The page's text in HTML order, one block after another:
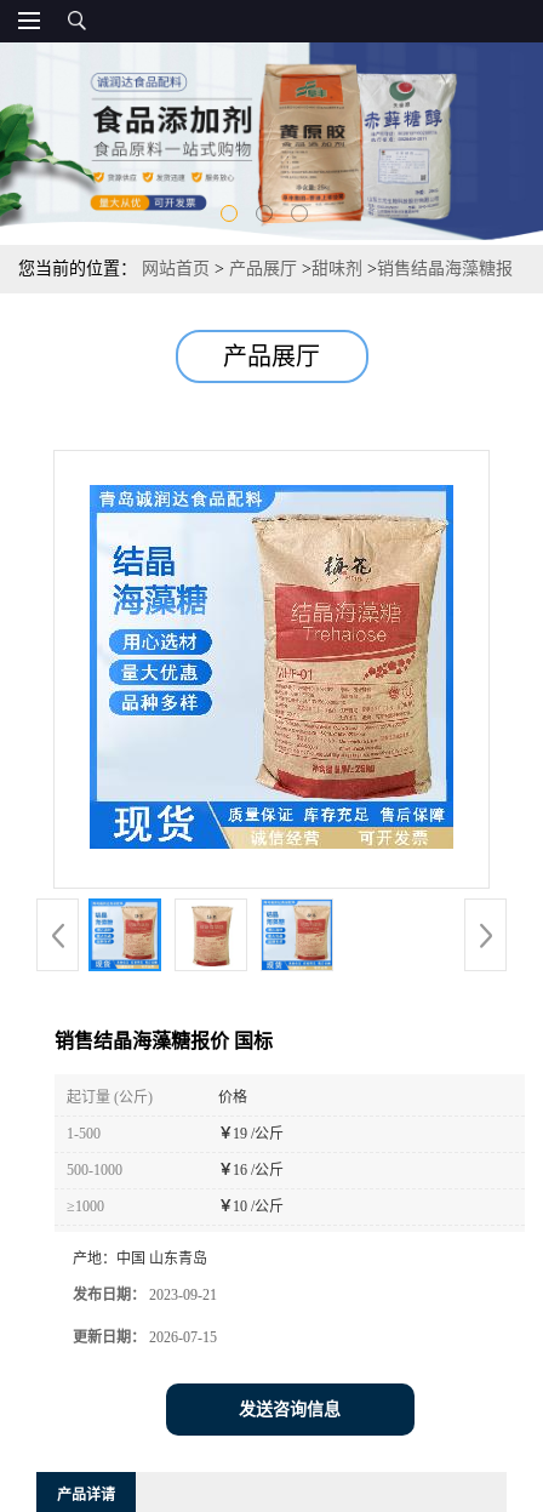
您当前的位置： 网站首页 > 产品展厅 >甜味剂 >销售结晶海藻糖报
产品展厅
销售结晶海藻糖报价 国标
起订量 (公斤) 价格
1-500 ￥ 19 /公斤
500-1000 ￥ 16 /公斤
≥1000 ￥ 10 /公斤
产地： 中国 山东青岛
发布日期： 2023-09-21
更新日期： 2026-07-15
发送咨询信息
产品详请